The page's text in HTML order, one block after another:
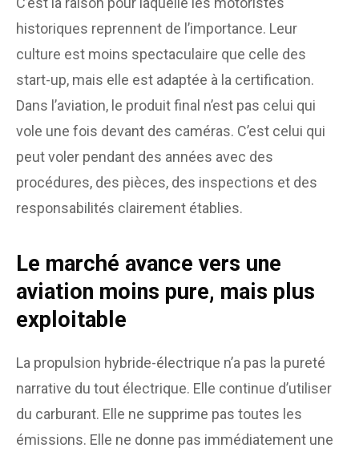
historiques reprennent de l’importance. Leur
culture est moins spectaculaire que celle des
start-up, mais elle est adaptée à la certification.
Dans l’aviation, le produit final n’est pas celui qui
vole une fois devant des caméras. C’est celui qui
peut voler pendant des années avec des
procédures, des pièces, des inspections et des
responsabilités clairement établies.
Le marché avance vers une
aviation moins pure, mais plus
exploitable
La propulsion hybride-électrique n’a pas la pureté
narrative du tout électrique. Elle continue d’utiliser
du carburant. Elle ne supprime pas toutes les
émissions. Elle ne donne pas immédiatement une